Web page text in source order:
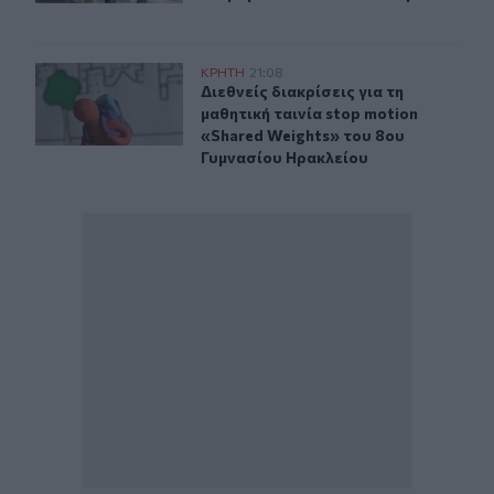
Διεθνείς διακρίσεις για τη μαθητική ταινία stop
ΚΡΗΤΗ 21:08
Διεθνείς διακρίσεις για τη
Διεθνείς διακρίσεις για τη
μαθητική ταινία stop motion
«Shared Weights» του 8ου
Γυμνασίου Ηρακλείου